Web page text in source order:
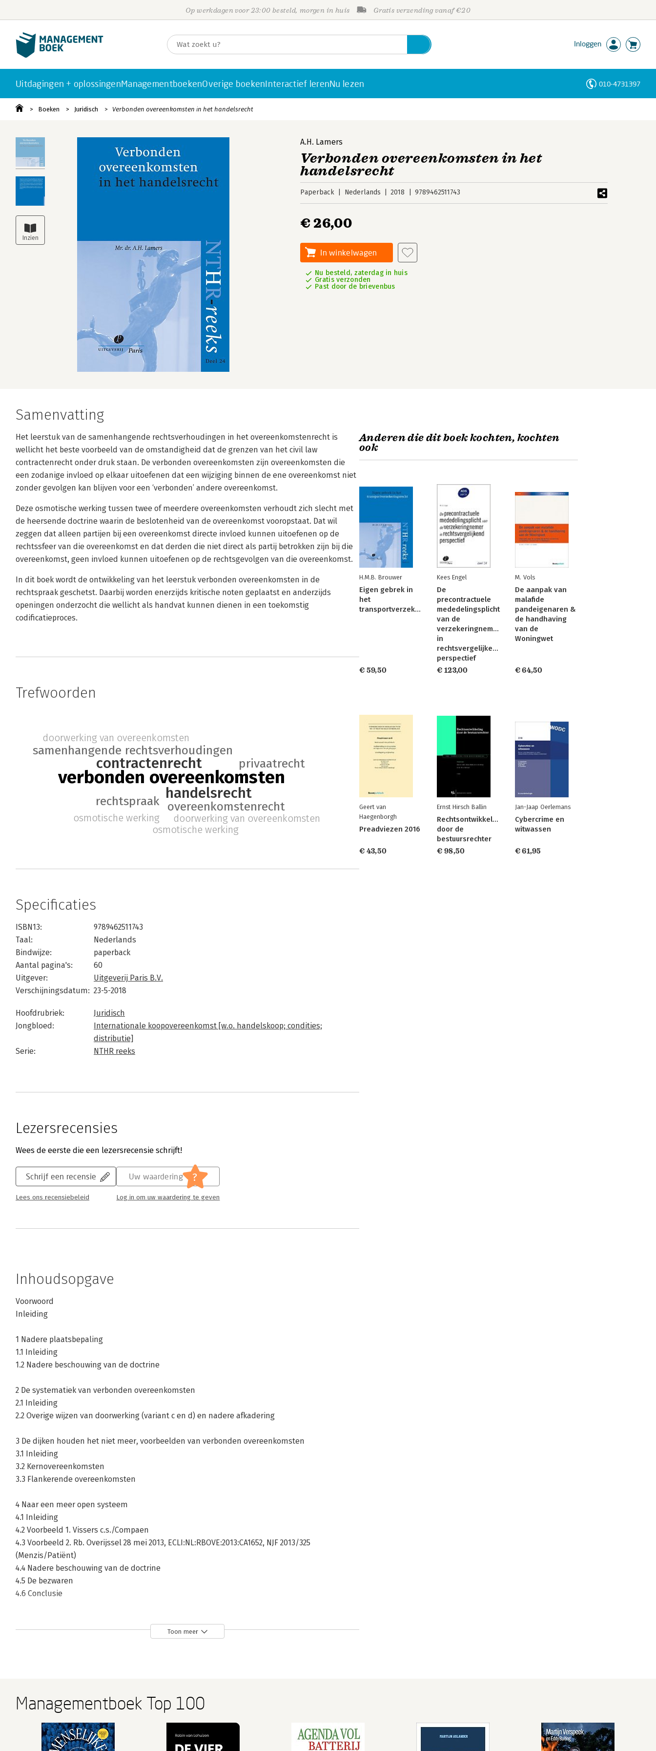
Op werkdagen voor 23:00 besteld, morgen in huis Gratis verzending vanaf €20
Inloggen
Uitdagingen + oplossingenManagementboekenOverige boekenInteractief lerenNu lezen 010-4731397
Boeken Juridisch Verbonden overeenkomsten in het handelsrecht
A.H. Lamers
Verbonden overeenkomsten in het
handelsrecht
Paperback Nederlands 2018 9789462511743
€ 26,00
In winkelwagen
Nu besteld, zaterdag in huis
Gratis verzonden
Past door de brievenbus
Samenvatting
Het leerstuk van de samenhangende rechtsverhoudingen in het overeenkomstenrecht is
wellicht het beste voorbeeld van de omstandigheid dat de grenzen van het civil law
contractenrecht onder druk staan. De verbonden overeenkomsten zijn overeenkomsten die
een zodanige invloed op elkaar uitoefenen dat een wijziging binnen de ene overeenkomst niet
zonder gevolgen kan blijven voor een ‘verbonden’ andere overeenkomst.
Deze osmotische werking tussen twee of meerdere overeenkomsten verhoudt zich slecht met
de heersende doctrine waarin de beslotenheid van de overeenkomst vooropstaat. Dat wil
zeggen dat alleen partijen bij een overeenkomst directe invloed kunnen uitoefenen op de
rechtssfeer van die overeenkomst en dat derden die niet direct als partij betrokken zijn bij die
overeenkomst, geen invloed kunnen uitoefenen op de rechtsgevolgen van die overeenkomst.
In dit boek wordt de ontwikkeling van het leerstuk verbonden overeenkomsten in de
rechtspraak geschetst. Daarbij worden enerzijds kritische noten geplaatst en anderzijds
openingen onderzocht die wellicht als handvat kunnen dienen in een toekomstig
codificatieproces.
Trefwoorden
verbonden overeenkomsten
handelsrecht
contractenrecht
overeenkomstenrecht
samenhangende rechtsverhoudingen
rechtspraak
privaatrecht
doorwerking van overeenkomsten
osmotische werking
doorwerking van overeenkomsten
osmotische werking
Specificaties
ISBN13:
9789462511743
Taal:
Nederlands
Bindwijze:
paperback
Aantal pagina's:
60
Uitgever:
Uitgeverij Paris B.V.
Verschijningsdatum: 23-5-2018
Hoofdrubriek:
Juridisch
Jongbloed:
Internationale koopovereenkomst [w.o. handelskoop; condities;
distributie]
Serie:
NTHR reeks
Lezersrecensies
Wees de eerste die een lezersrecensie schrijft!
Schrijf een recensie
Lees ons recensiebeleid
Uw waardering ?
Log in om uw waardering te geven
Inhoudsopgave
Voorwoord
Inleiding
1 Nadere plaatsbepaling
1.1 Inleiding
1.2 Nadere beschouwing van de doctrine
2 De systematiek van verbonden overeenkomsten
2.1 Inleiding
2.2 Overige wijzen van doorwerking (variant c en d) en nadere afkadering
3 De dijken houden het niet meer, voorbeelden van verbonden overeenkomsten
3.1 Inleiding
3.2 Kernovereenkomsten
3.3 Flankerende overeenkomsten
4 Naar een meer open systeem
4.1 Inleiding
4.2 Voorbeeld 1. Vissers c.s./Compaen
4.3 Voorbeeld 2. Rb. Overijssel 28 mei 2013, ECLI:NL:RBOVE:2013:CA1652, NJF 2013/325
(Menzis/Patiënt)
4.4 Nadere beschouwing van de doctrine
4.5 De bezwaren
4.6 Conclusie
Lijst van eerdere publicaties van de auteur welke verband houden met het onderwerp van dit
Toon meer
Anderen die dit boek kochten, kochten
ook
H.M.B. Brouwer
Eigen gebrek in
het
transportverzekeringsrecht
€ 59,50
Kees Engel
De
precontractuele
mededelingsplicht
van de
verzekeringnemer
in
rechtsvergelijkend
perspectief
€ 123,00
M. Vols
De aanpak van
malafide
pandeigenaren &
de handhaving
van de
Woningwet
€ 64,50
Geert van
Haegenborgh
Preadviezen 2016
€ 43,50
Ernst Hirsch Ballin
Rechtsontwikkeling
door de
bestuursrechter
€ 98,50
Jan-Jaap Oerlemans
Cybercrime en
witwassen
€ 61,95
Managementboek Top 100
Personen